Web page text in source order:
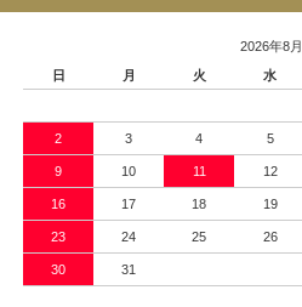
2026年8月
日
月 火 水
2 3 4 5
9 10 11 12
16 17 18 19
23 24 25 26
30 31